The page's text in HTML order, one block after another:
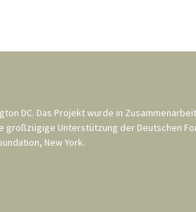
DC. Das Projekt wurde in
großzügige Unterstützung der Deutschen
New York.